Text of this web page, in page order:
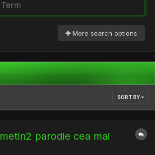
More search options
SORT BY
metin2 parodie cea mai